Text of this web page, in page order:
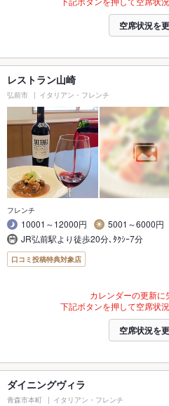
空席状況を
レストラン山崎
弘前市 イタリアン・フレンチ
フレンチ
10001～12000円
5001～6000円
JR弘前駅より徒歩20分､ﾀｸｼｰ7分
口コミ投稿特典対象店
カレンダーの更新に
下記ボタンを押して空席状
空席状況を
ダイニングヴィラ
青森市本町 イタリアン・フレンチ